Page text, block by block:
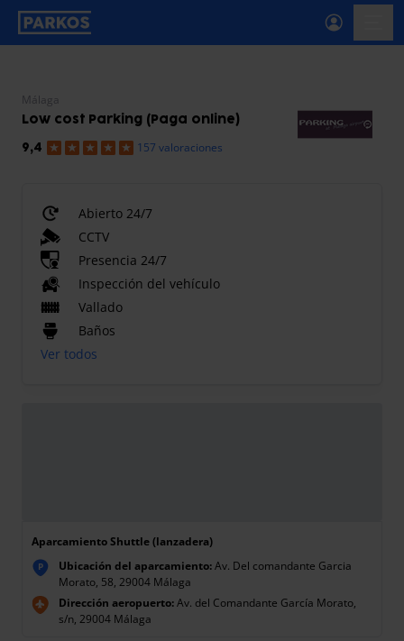
etiqueta-de-navegación-principal
Málaga
Low cost Parking (Paga online)
9,4 157 valoraciones
Abierto 24/7
CCTV
Presencia 24/7
Inspección del vehículo
Vallado
Baños
Ver todos
Aparcamiento Shuttle (lanzadera)
P Ubicación del aparcamiento:Av. Del comandante Garcia
Morato, 58, 29004 Málaga
Dirección aeropuerto:Av. del Comandante García Morato,
s/n, 29004 Málaga